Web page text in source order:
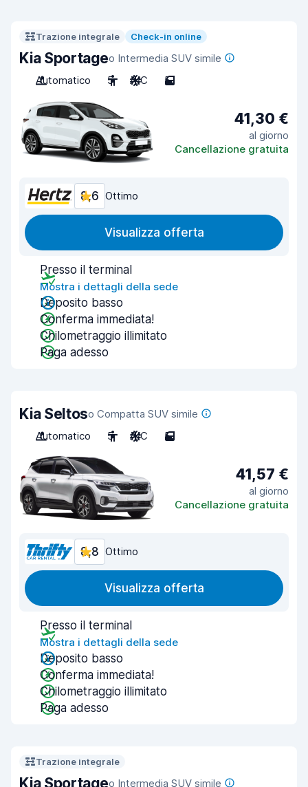
Trazione integrale Check-in online
Kia Sportageo Intermedia SUV simile
Automatico
5 A/C 5
41,30 €
al giorno
Cancellazione gratuita
8,6 Ottimo
Visualizza offerta
Presso il terminal
Mostra i dettagli della sede
Deposito basso
Conferma immediata!
Chilometraggio illimitato
Paga adesso
Kia Seltoso Compatta SUV simile
Automatico
5 A/C 5
41,57 €
al giorno
Cancellazione gratuita
8,8 Ottimo
Visualizza offerta
Presso il terminal
Mostra i dettagli della sede
Deposito basso
Conferma immediata!
Chilometraggio illimitato
Paga adesso
Trazione integrale
Kia Sportageo Intermedia SUV simile